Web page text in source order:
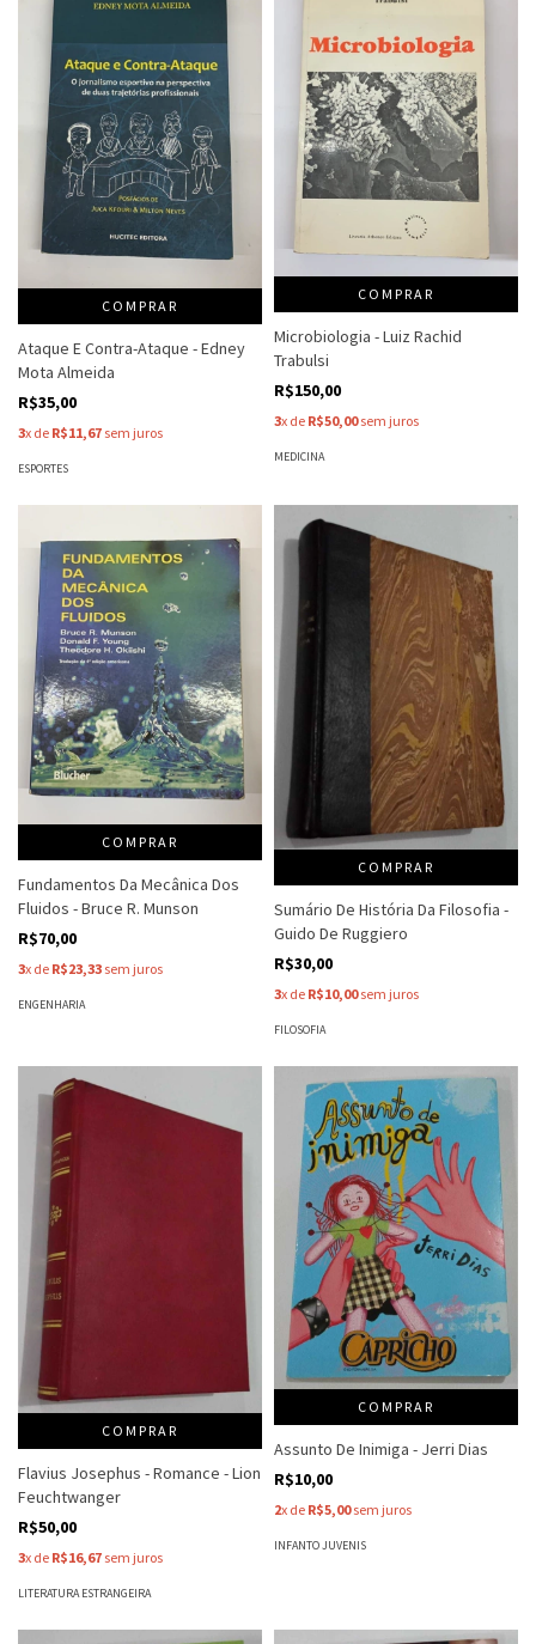
COMPRAR
Ataque E Contra-Ataque - Edney
Mota Almeida
R$35,00
3x de R$11,67 sem juros
ESPORTES
COMPRAR
Microbiologia - Luiz Rachid
Trabulsi
R$150,00
3x de R$50,00sem juros
MEDICINA
COMPRAR
Fundamentos Da Mecânica Dos
Fluidos - Bruce R. Munson
R$70,00
3x de R$23,33 sem juros
ENGENHARIA
COMPRAR
Sumário De História Da Filosofia -
Guido De Ruggiero
R$30,00
3x de R$10,00sem juros
FILOSOFIA
COMPRAR
Flavius Josephus - Romance - Lion
Feuchtwanger
R$50,00
3x de R$16,67 sem juros
LITERATURA ESTRANGEIRA
COMPRAR
Assunto De Inimiga - Jerri Dias
R$10,00
2x de R$5,00sem juros
INFANTO JUVENIS